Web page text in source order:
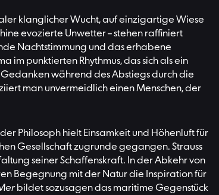
klanglicher Wucht, auf einzigartige Wiese
evozierte Unwetter – stehen raffiniert
Nachtstimmung und das erhabene
im punktierten Rhythmus, das sich als ein
während des Abstiegs durch die
man unvermeidlich einen Menschen, der
Philosoph hielt Einsamkeit und Höhenluft für
Gesellschaft zugrunde gegangen. Strauss
seiner Schaffenskraft. In der Abkehr von
Begegnung mit der Natur die Inspiration für
bildet sozusagen das maritime Gegenstück